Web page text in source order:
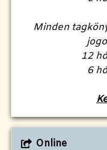
Minden
12
6
Online